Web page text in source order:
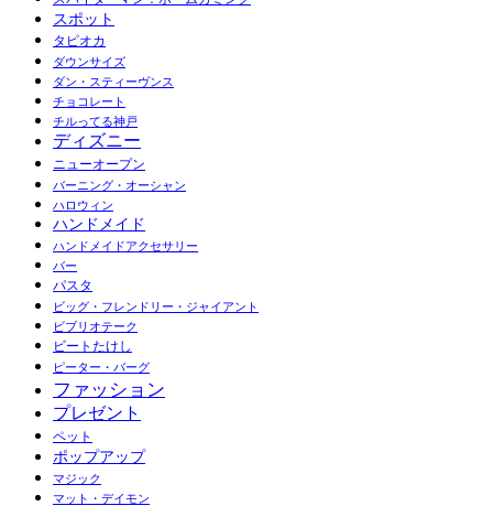
スポット
タピオカ
ダウンサイズ
ダン・スティーヴンス
チョコレート
チルってる神戸
ディズニー
ニューオープン
バーニング・オーシャン
ハロウィン
ハンドメイド
ハンドメイドアクセサリー
バー
パスタ
ビッグ・フレンドリー・ジャイアント
ビブリオテーク
ビートたけし
ピーター・バーグ
ファッション
プレゼント
ペット
ポップアップ
マジック
マット・デイモン